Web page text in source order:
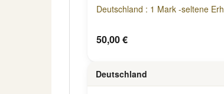
Deutschland : 1 Mark -seltene
50,00 €
Deutschland